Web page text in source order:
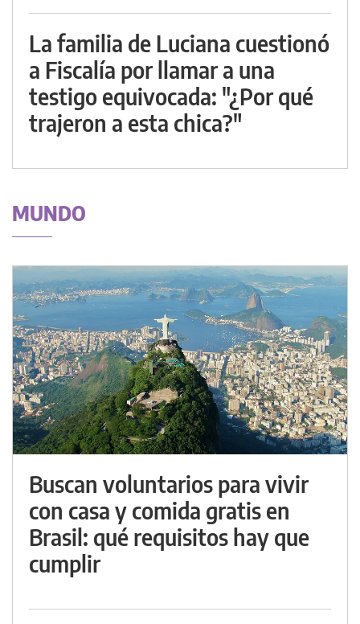
La familia de Luciana cuestionó
a Fiscalía por llamar a una
testigo equivocada: "¿Por qué
trajeron a esta chica?"
MUNDO
Buscan voluntarios para vivir
con casa y comida gratis en
Brasil: qué requisitos hay que
cumplir